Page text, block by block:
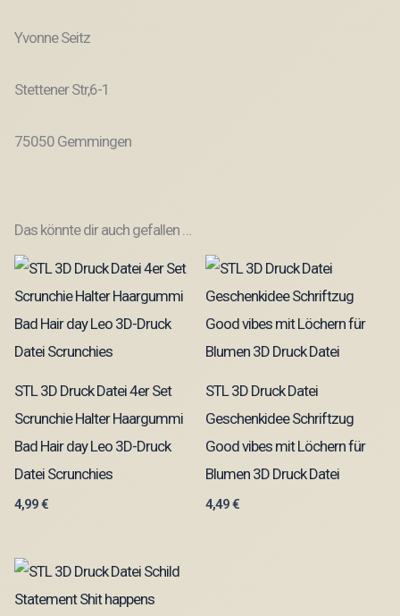
Yvonne Seitz
Stettener Str,6-1
75050 Gemmingen
Das könnte dir auch gefallen …
STL 3D Druck Datei 4er Set
Scrunchie Halter Haargummi
Bad Hair day Leo 3D-Druck
Datei Scrunchies
4,99€
STL 3D Druck Datei
Geschenkidee Schriftzug
Good vibes mit Löchern für
Blumen 3D Druck Datei
4,49€